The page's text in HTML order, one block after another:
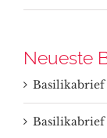
Neueste
Basilikabrief
Basilikabrief